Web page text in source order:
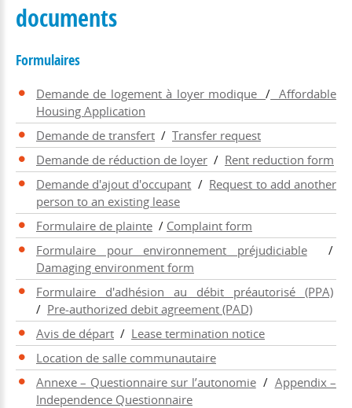
documents
Formulaires
Demande de logement à loyer modique/ Affordable
Housing Application
Demande de transfert / Transfer request
Demande de réduction de loyer / Rent reduction form
Demande d'ajout d'occupant / Request to add another
person to an existing lease
Formulaire de plainte / Complaint form
Formulaire pour environnement préjudiciable/
Damaging environment form
Formulaire d'adhésion au débit préautorisé (PPA)
/ Pre-authorized debit agreement (PAD)
Avis de départ / Lease termination notice
Location de salle communautaire
Annexe – Questionnaire sur l’autonomie/ Appendix –
Independence Questionnaire